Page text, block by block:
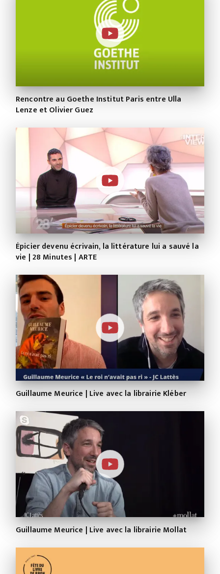
Rencontre au Goethe Institut Paris entre Ulla
Lenze et Olivier Guez
Épicier devenu écrivain, la littérature lui a sauvé la
vie | 28 Minutes | ARTE
Guillaume Meurice | Live avec la librairie Kléber
Guillaume Meurice | Live avec la librairie Mollat